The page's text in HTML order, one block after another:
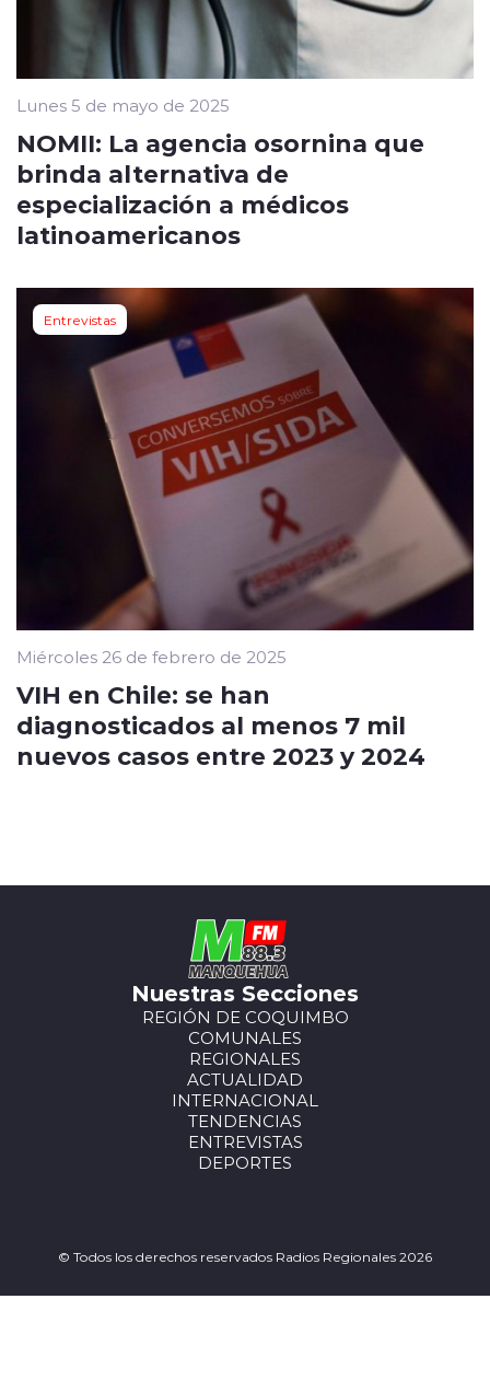
Lunes 5 de mayo de 2025
NOMII: La agencia osornina que
brinda alternativa de
especialización a médicos
latinoamericanos
Entrevistas
Miércoles 26 de febrero de 2025
VIH en Chile: se han
diagnosticados al menos 7 mil
nuevos casos entre 2023 y 2024
Nuestras Secciones
REGIÓN DE COQUIMBO
COMUNALES
REGIONALES
ACTUALIDAD
INTERNACIONAL
TENDENCIAS
ENTREVISTAS
DEPORTES
© Todos los derechos reservados Radios Regionales 2026